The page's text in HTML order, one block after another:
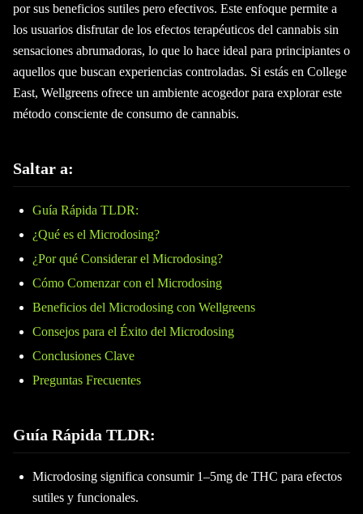
por sus beneficios sutiles pero efectivos. Este enfoque permite a
los usuarios disfrutar de los efectos terapéuticos del cannabis sin
sensaciones abrumadoras, lo que lo hace ideal para principiantes o
aquellos que buscan experiencias controladas. Si estás en College
East, Wellgreens ofrece un ambiente acogedor para explorar este
método consciente de consumo de cannabis.
Saltar a:
Guía Rápida TLDR:
¿Qué es el Microdosing?
¿Por qué Considerar el Microdosing?
Cómo Comenzar con el Microdosing
Beneficios del Microdosing con Wellgreens
Consejos para el Éxito del Microdosing
Conclusiones Clave
Preguntas Frecuentes
Guía Rápida TLDR:
Microdosing significa consumir 1–5mg de THC para efectos
sutiles y funcionales.